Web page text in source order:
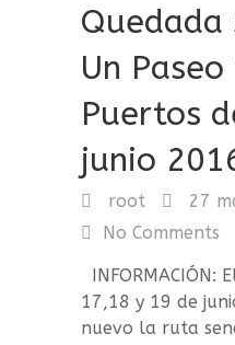
Quedada
Un
Puertos
junio
root
27
No Comments
INFORMACIÓN:
17,18 y 19 de
nuevo la ruta